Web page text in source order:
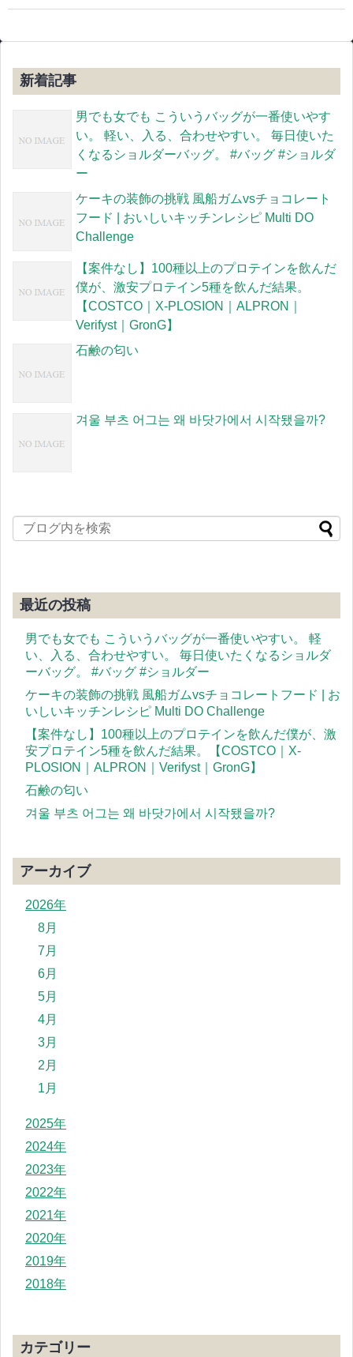
新着記事
男でも女でも こういうバッグが一番使いやす
い。 軽い、入る、合わせやすい。 毎日使いた
くなるショルダーバッグ。 #バッグ #ショルダ
ー
ケーキの装飾の挑戦 風船ガムvsチョコレート
フード | おいしいキッチンレシピ Multi DO
Challenge
【案件なし】100種以上のプロテインを飲んだ
僕が、激安プロテイン5種を飲んだ結果。
【COSTCO｜X-PLOSION｜ALPRON｜
Verifyst｜GronG】
石鹸の匂い
겨울 부츠 어그는 왜 바닷가에서 시작됐을까?
最近の投稿
男でも女でも こういうバッグが一番使いやすい。 軽
い、入る、合わせやすい。 毎日使いたくなるショルダ
ーバッグ。 #バッグ #ショルダー
ケーキの装飾の挑戦 風船ガムvsチョコレートフード | お
いしいキッチンレシピ Multi DO Challenge
【案件なし】100種以上のプロテインを飲んだ僕が、激
安プロテイン5種を飲んだ結果。【COSTCO｜X-
PLOSION｜ALPRON｜Verifyst｜GronG】
石鹸の匂い
겨울 부츠 어그는 왜 바닷가에서 시작됐을까?
アーカイブ
2026年
8月
7月
6月
5月
4月
3月
2月
1月
2025年
2024年
2023年
2022年
2021年
2020年
2019年
2018年
カテゴリー